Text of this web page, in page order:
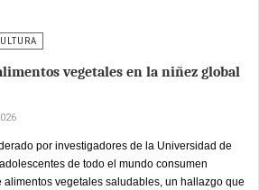
vegetales en la niñez global
por investigadores de la Universidad de
de todo el mundo consumen
vegetales saludables, un hallazgo que